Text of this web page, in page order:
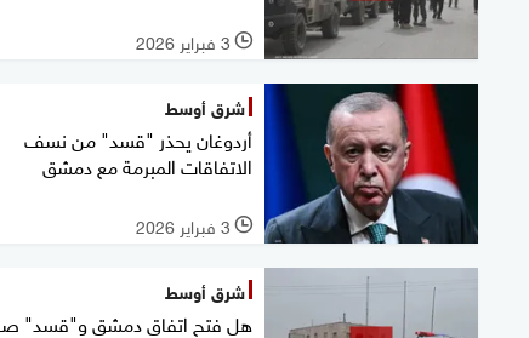
l 3 فبراير 2026
شرق أوسط
أردوغان يحذر "قسد" من نسف
الاتفاقات المبرمة مع دمشق
l 3 فبراير 2026
شرق أوسط
هل فتح اتفاق دمشق و"قسد"